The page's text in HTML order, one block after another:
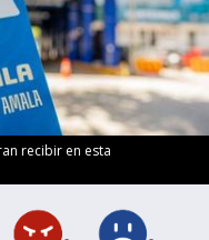
recibir en esta